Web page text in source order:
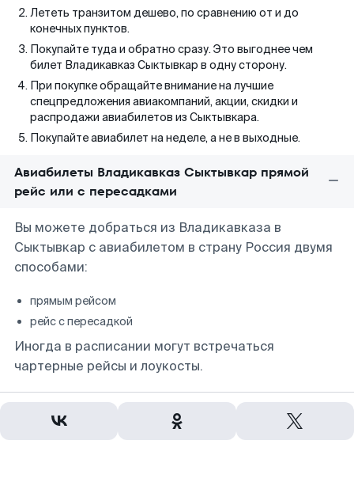
Лететь транзитом дешево, по сравнению от и до
конечных пунктов.
Покупайте туда и обратно сразу. Это выгоднее чем
билет Владикавказ Сыктывкар в одну сторону.
При покупке обращайте внимание на лучшие
спецпредложения авиакомпаний, акции, скидки и
распродажи авиабилетов из Сыктывкара.
Покупайте авиабилет на неделе, а не в выходные.
Авиабилеты Владикавказ Сыктывкар прямой
рейс или с пересадками
Вы можете добраться из Владикавказа в
Сыктывкар с авиабилетом в страну Россия двумя
способами:
прямым рейсом
рейс с пересадкой
Иногда в расписании могут встречаться
чартерные рейсы и лоукосты.